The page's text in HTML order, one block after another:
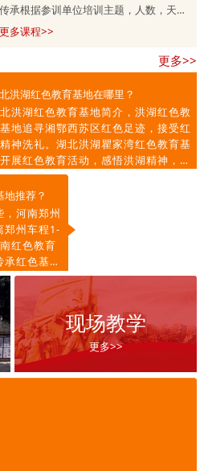
传承根据参训单位培训主题，人数，天
数，预算等量身定制的，培训课程方案分
更多课程>>
更多>>
洪湖红色教育基地在哪里？
洪湖红色教育基地简介，洪湖红色教
地追寻湘鄂西苏区红色足迹，接受红
神洗礼。湖北洪湖瞿家湾红色教育基
展红色教育活动，感悟洪湖精神，传
色基因，凝聚奋进力量。
推荐？
，河南郑州
郑州车程1-
红色教育
承红色基
现场教学
更多>>